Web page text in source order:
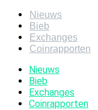
Nieuws
Bieb
Exchanges
Coinrapporten
Nieuws
Bieb
Exchanges
Coinrapporten